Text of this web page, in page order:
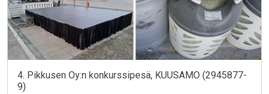
4. Pikkusen Oy:n konkurssipesä, KUUSAMO (2945877-
9)